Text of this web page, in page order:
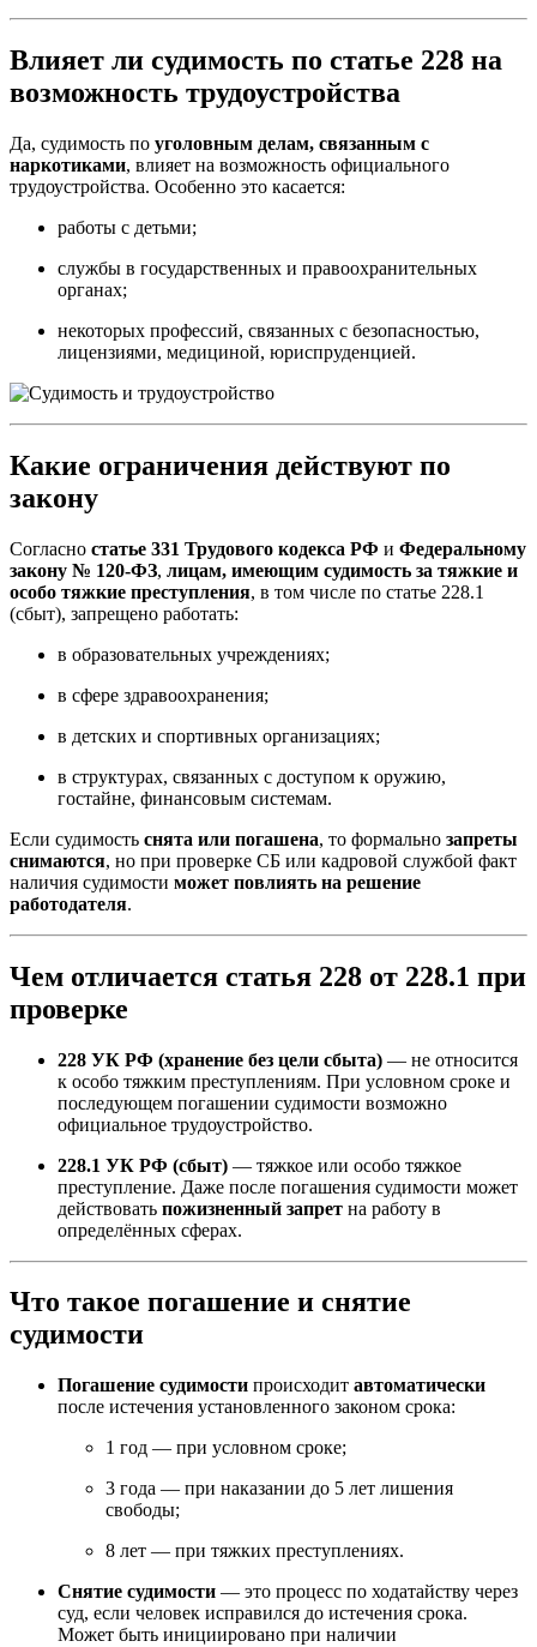
Влияет ли судимость по статье 228 на
возможность трудоустройства
Да, судимость по уголовным делам, связанным с
наркотиками, влияет на возможность официального
трудоустройства. Особенно это касается:
работы с детьми;
службы в государственных и правоохранительных
органах;
некоторых профессий, связанных с безопасностью,
лицензиями, медициной, юриспруденцией.
Какие ограничения действуют по
закону
Согласно статье 331 Трудового кодекса РФ и Федеральному
закону № 120-ФЗ, лицам, имеющим судимость за тяжкие и
особо тяжкие преступления, в том числе по статье 228.1
(сбыт), запрещено работать:
в образовательных учреждениях;
в сфере здравоохранения;
в детских и спортивных организациях;
в структурах, связанных с доступом к оружию,
гостайне, финансовым системам.
Если судимость снята или погашена, то формально запреты
снимаются, но при проверке СБ или кадровой службой факт
наличия судимости может повлиять на решение
работодателя.
Чем отличается статья 228 от 228.1 при
проверке
228 УК РФ (хранение без цели сбыта) — не относится
к особо тяжким преступлениям. При условном сроке и
последующем погашении судимости возможно
официальное трудоустройство.
228.1 УК РФ (сбыт) — тяжкое или особо тяжкое
преступление. Даже после погашения судимости может
действовать пожизненный запрет на работу в
определённых сферах.
Что такое погашение и снятие
судимости
Погашение судимости происходит автоматически
после истечения установленного законом срока:
1 год — при условном сроке;
3 года — при наказании до 5 лет лишения
свободы;
8 лет — при тяжких преступлениях.
Снятие судимости — это процесс по ходатайству через
суд, если человек исправился до истечения срока.
Может быть инициировано при наличии